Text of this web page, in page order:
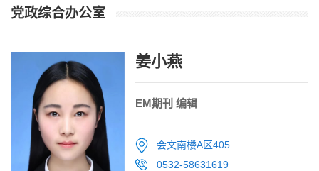
党政综合办公室
姜小燕
EM期刊 编辑
会文南楼A区405
0532-58631619